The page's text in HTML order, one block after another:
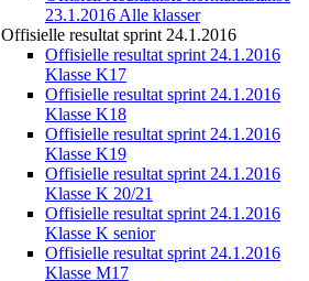
23.1.2016 Alle klasser
Offisielle resultat sprint 24.1.2016
Offisielle resultat sprint 24.1.2016
Klasse K17
Offisielle resultat sprint 24.1.2016
Klasse K18
Offisielle resultat sprint 24.1.2016
Klasse K19
Offisielle resultat sprint 24.1.2016
Klasse K 20/21
Offisielle resultat sprint 24.1.2016
Klasse K senior
Offisielle resultat sprint 24.1.2016
Klasse M17